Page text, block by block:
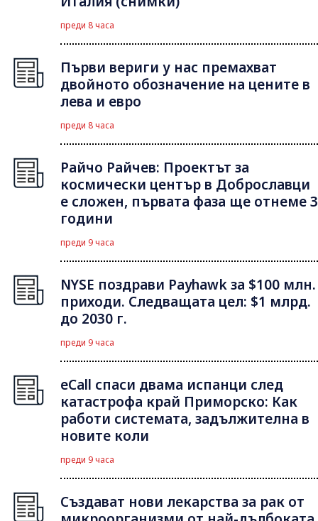
преди 8 часа
Първи вериги у нас премахват
двойното обозначение на цените в
лева и евро
преди 8 часа
Райчо Райчев: Проектът за
космически център в Доброславци
е сложен, първата фаза ще отнеме 3
години
преди 9 часа
NYSE поздрави Payhawk за $100 млн.
приходи. Следващата цел: $1 млрд.
до 2030 г.
преди 9 часа
eCall спаси двама испанци след
катастрофа край Приморско: Как
работи системата, задължителна в
новите коли
преди 9 часа
Създават нови лекарства за рак от